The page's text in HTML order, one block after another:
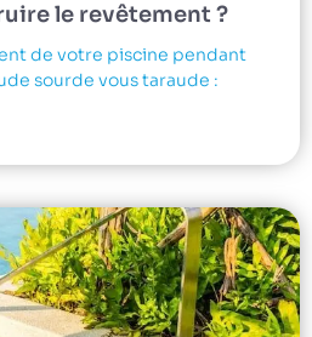
le revêtement ?
de votre piscine pendant
sourde vous taraude :